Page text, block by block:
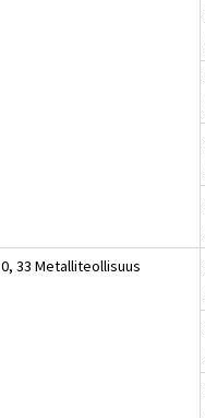
33 Metalliteollisuus